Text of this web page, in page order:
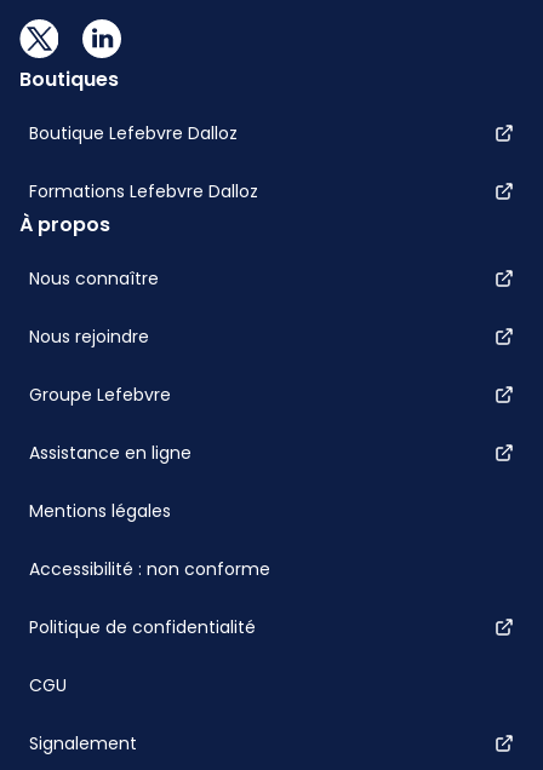
Boutiques
Boutique Lefebvre Dalloz
Formations Lefebvre Dalloz
À propos
Nous connaître
Nous rejoindre
Groupe Lefebvre
Assistance en ligne
Mentions légales
Accessibilité : non conforme
Politique de confidentialité
CGU
Signalement